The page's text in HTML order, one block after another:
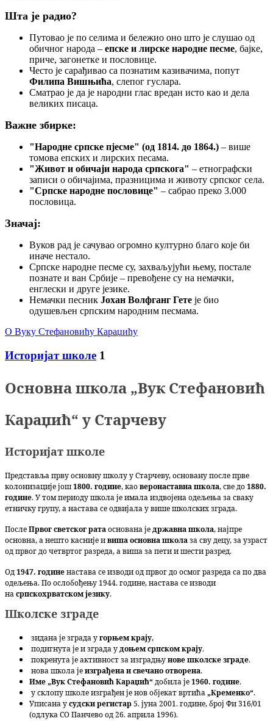
Шта је радио?
Путовао је по селима и бележио оно што је слушао од
обичног народа – епске и лирске народне песме, бајке,
приче, загонетке и пословице.
Често је сарађивао са познатим казивачима, попут
Филипа Вишњића, слепог гуслара.
Сматрао је да је народни глас вредан исто као и дела
великих писаца.
Важне збирке:
"Народне српске пјесме" (од 1814. до 1864.) – више
томова епских и лирских песама.
"Живот и обичаји народа српскога" – етнографски
записи о обичајима, празницима и животу српског села.
"Српске народне пословице" – сабрао преко 3.000
пословица.
Значај:
Вуков рад је сачувао огромно културно благо које би
иначе нестало.
Српске народне песме су, захваљујући њему, постале
познате и ван Србије – превођене су на немачки,
енглески и друге језике.
Немачки песник Јохан Волфганг Гете је био
одушевљен српским народним песмама.
О Вуку Стефановићу Караџићу
Историјат школе 1
Основна школа „Вук Стефановић
Караџић“ у Старчеву
Историјат школе
Представља прву основну школу у Старчеву, основану после прве
колонизације још1800. године, каоверонаставна школа, све до1880.
године. У том периоду школа је имала издвојена одељења за сваку
етничку групу, а настава се одвијала у више школских зграда.
ПослеПрвог светског ратаоснована једржавна школа, најпре
основна, а нешто касније ивиша основна школаза сву децу, за узраст
од првог до четвртог разреда, а виша за пети и шести разред.
Од1947. годиненастава се изводи од првог до осмог разреда са по два
одељења. По ослобођењу 1944. године, настава се изводи
насрпскохрватском језику.
Школске зграде
зидана је зграда угорњем крају,
подигнута је и зграда удоњем српском крају.
покренута је активност за изградњунове школске зграде.
нова школа јеизграђена и свечано отворена.
Име „Вук Стефановић Караџић“добила је1960. године.
у склопу школе изграђен је нов објекат вртића„Кременко“.
Уписана усудски регистар5. јуна 2001. године, број Фи 316/01
(одлука СО Панчево од 26. априла 1996).